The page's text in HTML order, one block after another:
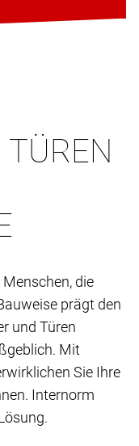
die
prägt den
und Türen
Mit
Sie Ihre
Internorm